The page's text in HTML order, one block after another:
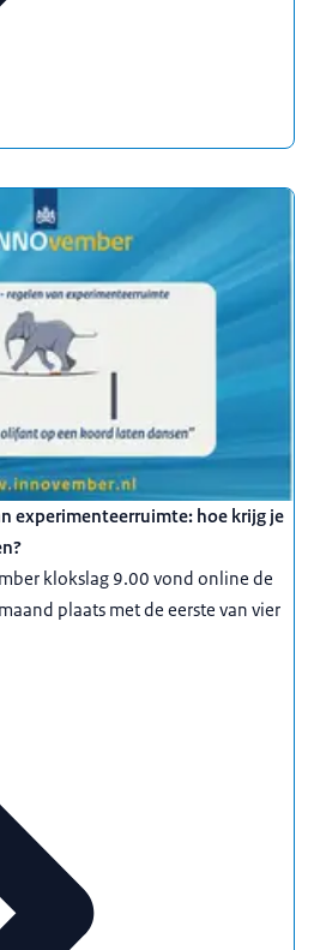
experimenteerruimte: hoe krijg je
klokslag 9.00 vond online de
plaats met de eerste van vier